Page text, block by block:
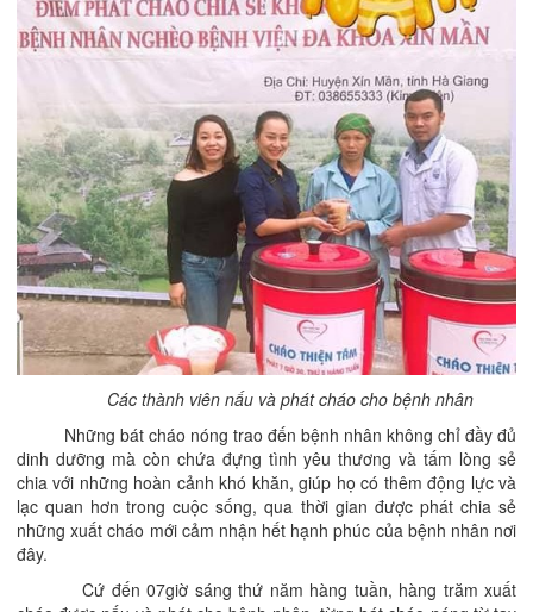
Các thành viên nấu và phát cháo cho bệnh nhân
Những bát cháo nóng trao đến bệnh nhân không chỉ đầy đủ
dinh dưỡng mà còn chứa đựng tình yêu thương và tấm lòng sẻ
chia với những hoàn cảnh khó khăn, giúp họ có thêm động lực và
lạc quan hơn trong cuộc sống, qua thời gian được phát chia sẻ
những xuất cháo mới cảm nhận hết hạnh phúc của bệnh nhân nơi
đây.
Cứ đến 07giờ sáng thứ năm hàng tuần, hàng trăm xuất